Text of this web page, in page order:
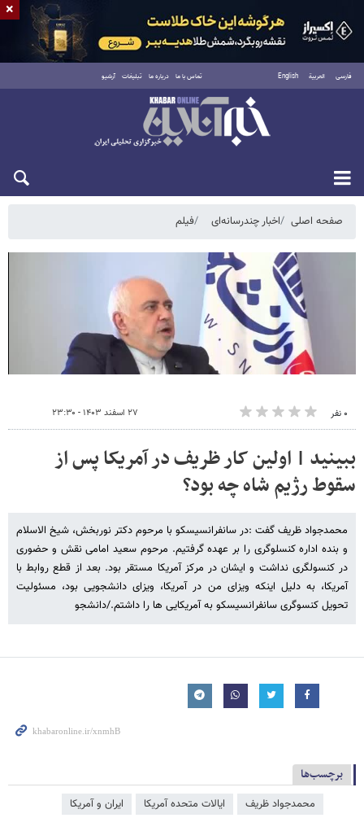
فارسی العربية English تماس با ما درباره ما تبلیغات آرشیو
دوشنبه ۱۹ مرداد ۱۴۰۵
صفحه اصلی اخبار چندرسانه‌ای فیلم
۰ نفر ۲۷ اسفند ۱۴۰۳ - ۲۳:۳۰
ببینید | اولین کار ظریف در آمریکا پس از
سقوط رژیم شاه چه بود؟
محمدجواد ظریف گفت :در سانفرانسیسکو با مرحوم دکتر نوربخش، شیخ الاسلام
و بنده اداره کنسلوگری را بر عهده گرفتیم. مرحوم سعید امامی نقش و حضوری
در کنسولگری نداشت و ایشان در مرکز آمریکا مستقر بود. بعد از قطع روابط با
آمریکا، به دلیل اینکه ویزای من در آمریکا، ویزای دانشجویی بود، مسئولیت
تحویل کنسوگری سانفرانسیسکو به آمریکایی ها را داشتم./دانشجو
برچسب‌ها
محمدجواد ظریف ایالات متحده آمریکا ایران و آمریکا
×